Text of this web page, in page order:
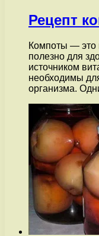
Рецепт
Компоты — это
полезно для
источником
необходимы
организма.